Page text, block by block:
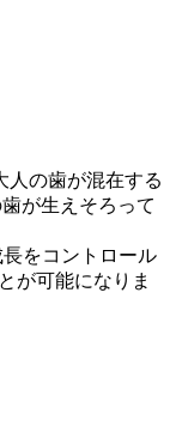
人の歯が混在する
が生えそろって
をコントロール
が可能になりま